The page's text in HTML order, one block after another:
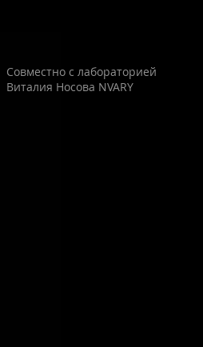
Совместно с лабораторией
Виталия Носова NVARY